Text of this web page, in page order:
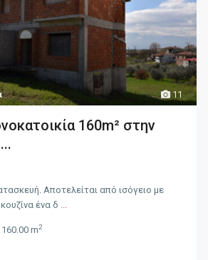
11
160m² στην
Αποτελείται από ισόγειο με
ένα δ ...
160.00 m2